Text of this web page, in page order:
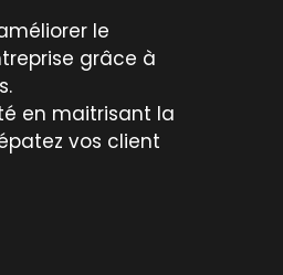
le
grâce à
en maitrisant la
vos client